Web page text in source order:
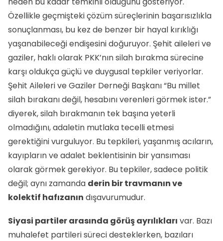
Özellikle geçmişteki çözüm süreçlerinin başarısızlıkla
sonuçlanması, bu kez de benzer bir hayal kırıklığı
yaşanabileceği endişesini doğuruyor. Şehit aileleri ve
gaziler, haklı olarak PKK’nın silah bırakma sürecine
karşı oldukça güçlü ve duygusal tepkiler veriyorlar.
Şehit Aileleri ve Gaziler Derneği Başkanı “Bu millet
silah bırakanı değil, hesabını verenleri görmek ister.”
diyerek, silah bırakmanın tek başına yeterli
olmadığını, adaletin mutlaka tecelli etmesi
gerektiğini vurguluyor. Bu tepkileri, yaşanmış acıların,
kayıpların ve adalet beklentisinin bir yansıması
olarak görmek gerekiyor. Bu tepkiler, sadece politik
değil; aynı zamanda derin bir travmanın ve
kolektif hafızanın dışavurumudur.
Siyasi partiler arasında görüş ayrılıkları var. Bazı
muhalefet partileri süreci desteklerken, bazıları